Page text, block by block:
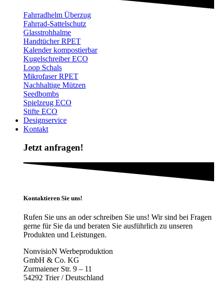
Fahrradhelm Überzug
Fahrrad-Sattelschutz
Glasstrohhalme
Handtücher RPET
Kalender kompostierbar
Kugelschreiber ECO
Loop Schals
Mikrofaser RPET
Nachhaltige Mützen
Seedbombs
Spielzeug ECO
Stifte ECO
Designservice
Kontakt
Jetzt anfragen!
Kontaktieren Sie uns!
Rufen Sie uns an oder schreiben Sie uns! Wir sind bei Fragen
gerne für Sie da und beraten Sie ausführlich zu unseren
Produkten und Leistungen.
NonvisioN Werbeproduktion
GmbH & Co. KG
Zurmaiener Str. 9 – 11
54292 Trier / Deutschland